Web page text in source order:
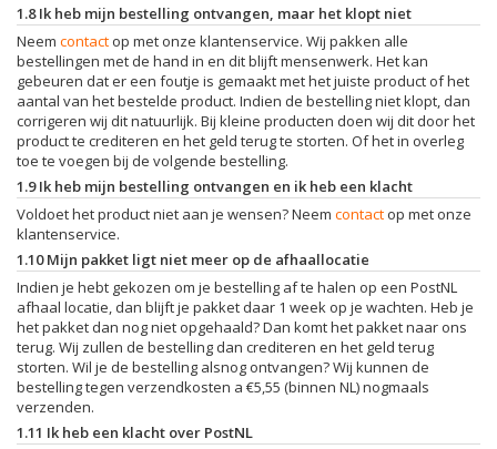
1.8 Ik heb mijn bestelling ontvangen, maar het klopt niet
Neem contact op met onze klantenservice. Wij pakken alle
bestellingen met de hand in en dit blijft mensenwerk. Het kan
gebeuren dat er een foutje is gemaakt met het juiste product of het
aantal van het bestelde product. Indien de bestelling niet klopt, dan
corrigeren wij dit natuurlijk. Bij kleine producten doen wij dit door het
product te crediteren en het geld terug te storten. Of het in overleg
toe te voegen bij de volgende bestelling.
1.9 Ik heb mijn bestelling ontvangen en ik heb een klacht
Voldoet het product niet aan je wensen? Neem contact op met onze
klantenservice.
1.10 Mijn pakket ligt niet meer op de afhaallocatie
Indien je hebt gekozen om je bestelling af te halen op een PostNL
afhaal locatie, dan blijft je pakket daar 1 week op je wachten. Heb je
het pakket dan nog niet opgehaald? Dan komt het pakket naar ons
terug. Wij zullen de bestelling dan crediteren en het geld terug
storten. Wil je de bestelling alsnog ontvangen? Wij kunnen de
bestelling tegen verzendkosten a €5,55 (binnen NL) nogmaals
verzenden.
1.11 Ik heb een klacht over PostNL